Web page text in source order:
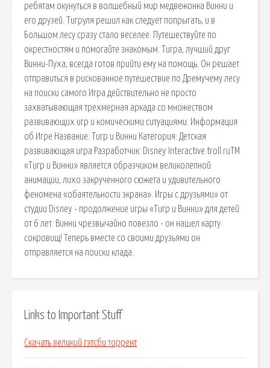
ребятам окунуться в волшебный мир медвежонка Винни и
его друзей. Тигруля решил как следует попрыгать, и в
Большом лесу сразу стало веселее. Путешествуйте по
окрестностям и помогайте знакомым. Тигра, лучший друг
Винни-Пуха, всегда готов прийти ему на помощь. Он решает
отправиться в рискованное путешествие по Дремучему лесу
на поиски самого Игра действительно не просто
захватывающая трехмерная аркада со множеством
развивающих игр и комическими ситуациями. Информация
об Игре Название: Тигр и Винни Категория: Детская
развивающая игра Разработчик: Disney Interactive troll.ruTM
«Тигр и Винни» является образчиком великолепной
анимации, лихо закрученного сюжета и удивительного
феномена «обаятельности экрана». Игры с друзьями» от
студии Disney - продолжение игры «Тигр и Винни» для детей
от 6 лет. Винни чрезвычайно повезло - он нашел карту
сокровищ! Теперь вместе со своими друзьями он
отправляется на поиски клада.
Links to Important Stuff
Скачать великий гэтсби торрент